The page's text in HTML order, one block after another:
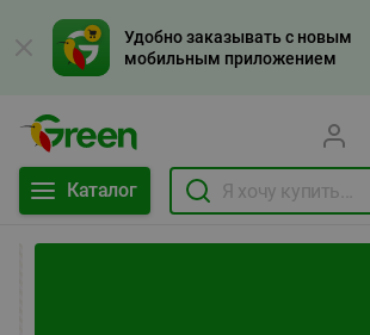
Удобно заказывать с новым
мобильным приложением
Каталог